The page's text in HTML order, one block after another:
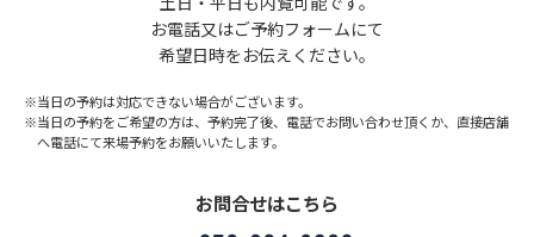
お電話又はご予約フォームにて
希望日時をお伝えください。
※当日の予約は対応できない場合がございます。
※当日の予約をご希望の方は、予約完了後、電話でお問い合わせ頂くか、 直接店舗
へ電話にて来場予約をお願いいたします。
お問合せはこちら